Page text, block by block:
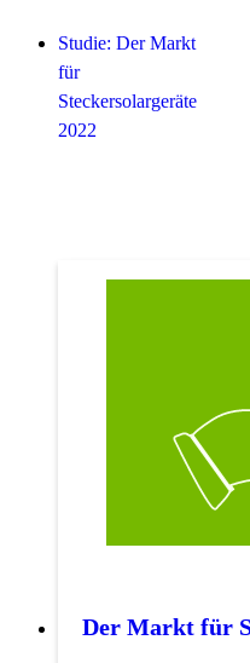
Studie: Der Markt
für
Steckersolargeräte
2022
Der Markt für